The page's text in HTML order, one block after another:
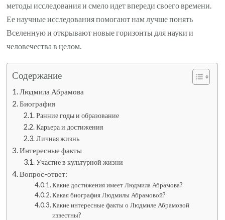
методы исследования и смело идет впереди своего времени.
Ее научные исследования помогают нам лучше понять
Вселенную и открывают новые горизонты для науки и
человечества в целом.
Содержание
Людмила Абрамова
Биография
Ранние годы и образование
Карьера и достижения
Личная жизнь
Интересные факты
Участие в культурной жизни
Вопрос-ответ:
Какие достижения имеет Людмила Абрамова?
Какая биография Людмилы Абрамовой?
Какие интересные факты о Людмиле Абрамовой
известны?